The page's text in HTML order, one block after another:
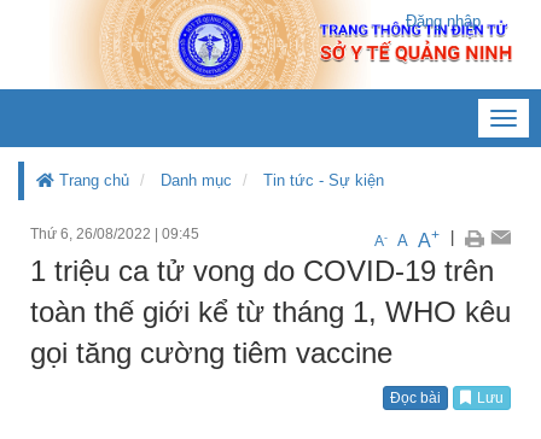
Đăng nhập
Trang chủ Danh mục Tin tức - Sự kiện
Thứ 6, 26/08/2022 09:45 A- A A+
1 triệu ca tử vong do COVID-19 trên
toàn thế giới kể từ tháng 1, WHO kêu
gọi tăng cường tiêm vaccine
Đọc bài Lưu